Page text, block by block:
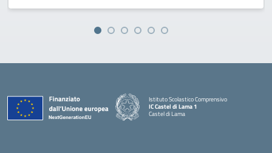
Istituto Scolastico Comprensivo
IC Castel di Lama 1
Castel di Lama